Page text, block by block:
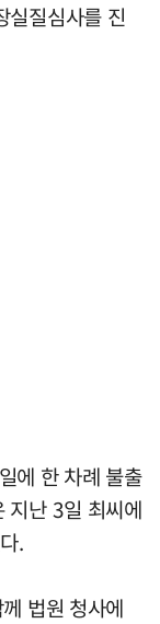
실질심사를 진
에 한 차례 불출
지난 3일 최씨에
.
법원 청사에